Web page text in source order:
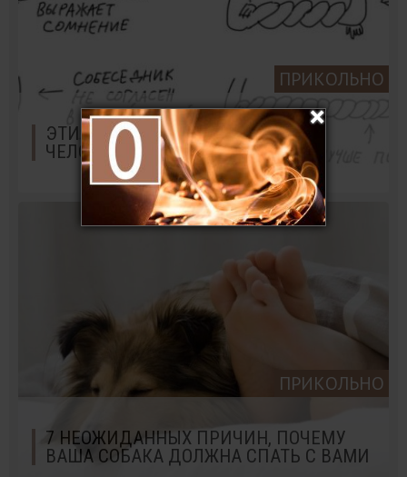
ПРИКОЛЬНО
ЭТИ ПОЗЫ РАССКАЖУТ ВАМ О
ЧЕЛОВЕКЕ ВСЁ… ВООБЩЕ ВСЁ
ПРИКОЛЬНО
7 НЕОЖИДАННЫХ ПРИЧИН, ПОЧЕМУ
ВАША СОБАКА ДОЛЖНА СПАТЬ С ВАМИ